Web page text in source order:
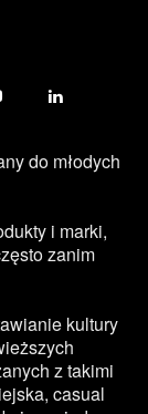
do młodych
i marki,
zanim
kultury
z takimi
casual